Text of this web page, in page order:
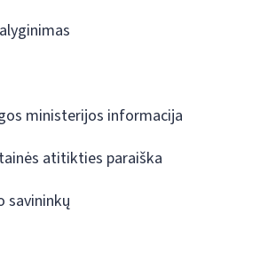
ministerijos informacija
atitikties paraiška
savininkų